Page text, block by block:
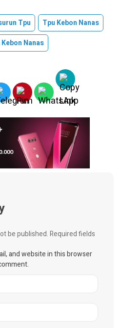
Tpu
Tpu Kebon Nanas
Nanas
be published.Required fields
and website in this browser